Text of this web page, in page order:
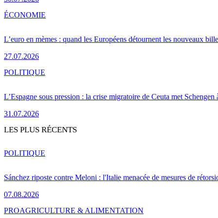
L’euro en mèmes : quand les Européens détournent les nouveaux
27.07.2026
ÉCONOMIE
L’Espagne sous pression : la crise migratoire de Ceuta met Schengen
31.07.2026
POLITIQUE
LES PLUS RÉCENTS
Sánchez riposte contre Meloni : l'Italie menacée de mesures de
07.08.2026
POLITIQUE
PROAGRICULTURE & ALIMENTATION